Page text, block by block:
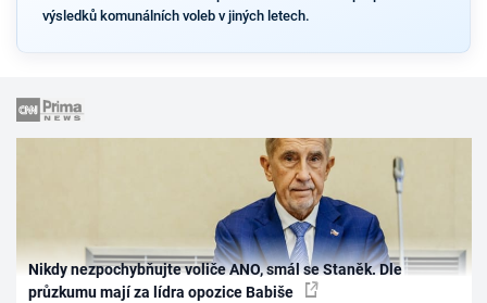
výsledků komunálních voleb v jiných letech.
Nikdy nezpochybňujte voliče ANO, smál se Staněk. Dle
průzkumu mají za lídra opozice Babiše